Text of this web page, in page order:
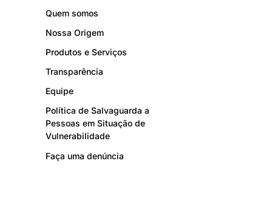
Quem somos
Nossa Origem
Produtos e Serviços
Transparência
Equipe
Política de Salvaguarda a
Pessoas em Situação de
Vulnerabilidade
Faça uma denúncia